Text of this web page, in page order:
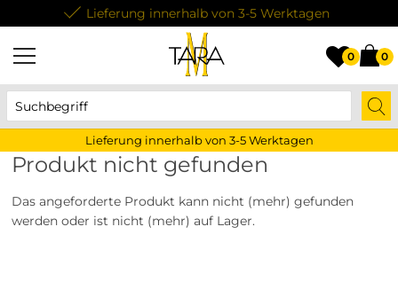
Lieferung innerhalb von 3-5 Werktagen
0 0
Lieferung innerhalb von 3-5 Werktagen
Produkt nicht gefunden
Das angeforderte Produkt kann nicht (mehr) gefunden
werden oder ist nicht (mehr) auf Lager.